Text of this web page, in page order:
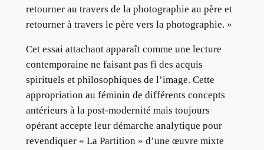
retourner au travers de la photographie au père et
retourner à travers le père vers la photographie. »
Cet essai attachant apparaît comme une lecture
contemporaine ne faisant pas fi des acquis
spirituels et philosophiques de l’image. Cette
appropriation au féminin de différents concepts
antérieurs à la post-modernité mais toujours
opérant accepte leur démarche analytique pour
revendiquer « La Partition » d’une œuvre mixte